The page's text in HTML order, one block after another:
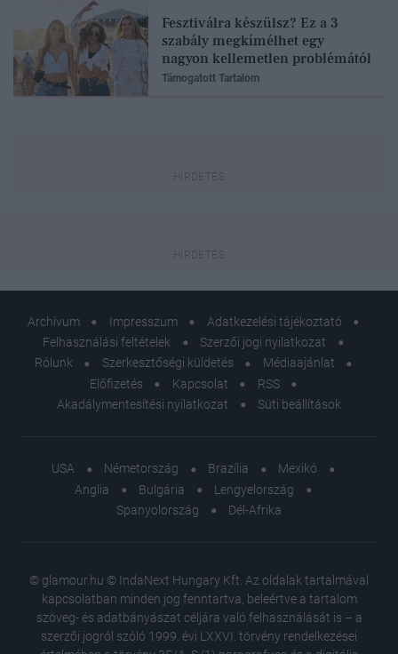
Fesztiválra készülsz? Ez a 3
szabály megkímélhet egy
nagyon kellemetlen problémától
Támogatott Tartalom
Archívum Impresszum
Adatkezelési tájékoztató
Felhasználási feltételek
Szerzői jogi nyilatkozat
Rólunk
Szerkesztőségi küldetés
Médiaajánlat
Előfizetés
Kapcsolat
RSS
Akadálymentesítési nyilatkozat
Süti beállítások
USA Németország Brazília
Mexikó
Anglia
Bulgária
Lengyelország
Spanyolország
Dél-Afrika
© glamour.hu © IndaNext Hungary Kft. Az oldalak tartalmával
kapcsolatban minden jog fenntartva, beleértve a tartalom
szöveg- és adatbányászat céljára való felhasználását is – a
szerzői jogról szóló 1999. évi LXXVI. törvény rendelkezései